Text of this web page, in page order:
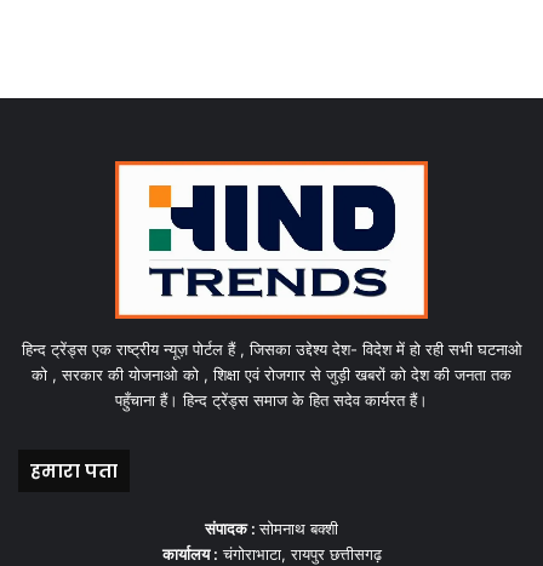
हिन्द ट्रेंड्स एक राष्ट्रीय न्यूज़ पोर्टल हैं , जिसका उद्देश्य देश- विदेश में हो रही सभी घटनाओ
को , सरकार की योजनाओ को , शिक्षा एवं रोजगार से जुड़ी खबरों को देश की जनता तक
पहुँचाना हैं। हिन्द ट्रेंड्स समाज के हित सदेव कार्यरत हैं।
हमारा पता
संपादक :सोमनाथ बक्शी
कार्यालय : चंगोराभाटा, रायपुर छत्तीसगढ़